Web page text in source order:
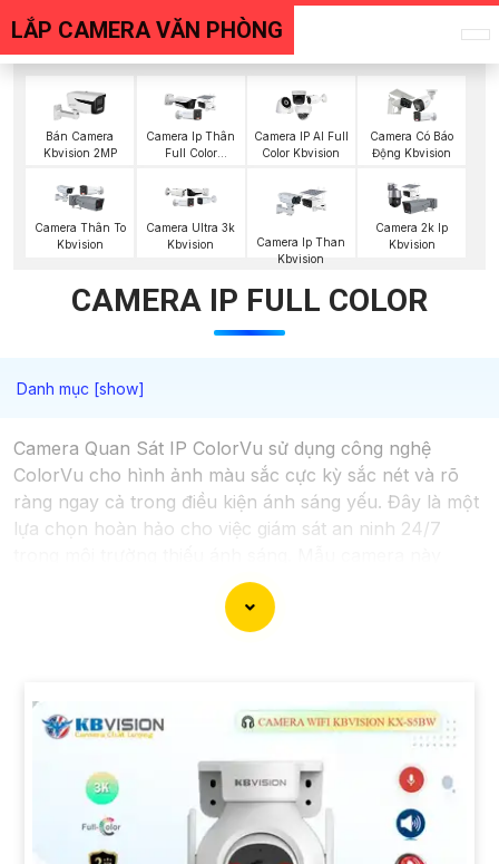
LẮP CAMERA VĂN PHÒNG
Bán Camera
Kbvision 2MP
Camera Ip Thân
Full Color
Camera IP AI Full
Color Kbvision
Camera Có Báo
Động Kbvision
Camera Thân To
Kbvision
Camera Ultra 3k
Kbvision
Camera Ip Than
Kbvision
Camera 2k Ip
Kbvision
CAMERA IP FULL COLOR
Camera Quan Sát IP ColorVu sử dụng công nghệ
ColorVu cho hình ảnh màu sắc cực kỳ sắc nét và rõ
ràng ngay cả trong điều kiện ánh sáng yếu. Đây là một
lựa chọn hoàn hảo cho việc giám sát an ninh 24/7
được thiết kế hiện đại, dễ lắp đặt và cài đặt, phù hợp
với nhiều không gian như văn phòng, cửa hàng, gia
đình, hay nhà kho. Camera Quan Sát IP ColorVu cung
lúc mọi nơi thông qua ứng dụng di động.